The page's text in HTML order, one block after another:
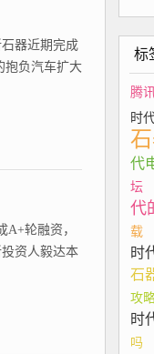
器近期完成
抱负汽车扩大
轮融资，
资人毅达本
标
腾
时
代
坛
代
载
时
石
攻
时
吗